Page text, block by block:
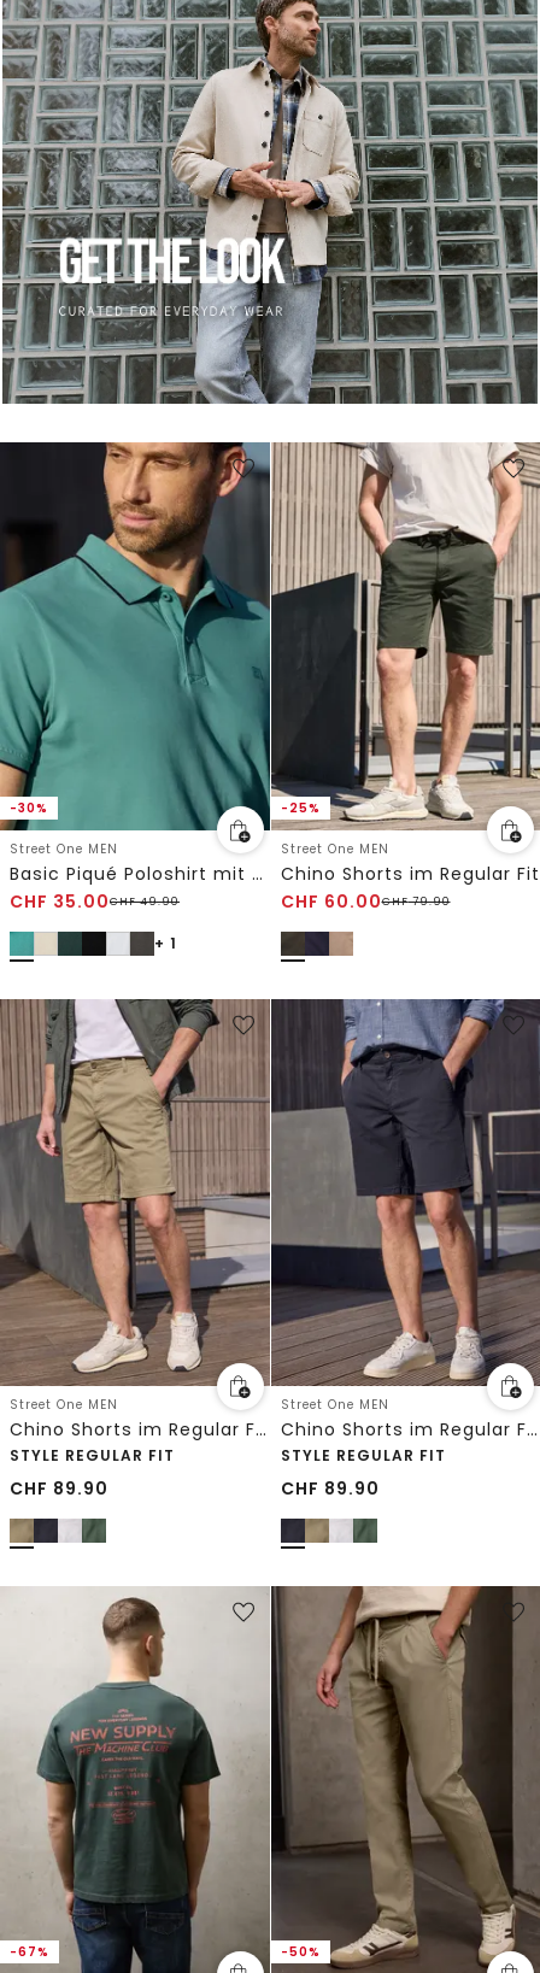
-30%
Street One MEN
Basic Piqué Poloshirt mit Kontrastdetail
CHF 35.00CHF49.90
+ 1
-25%
Street One MEN
Chino Shorts im Regular Fit
CHF 60.00CHF79.90
Street One MEN
Chino Shorts im Regular Fit mit Flexbund
STYLE REGULAR FIT
CHF 89.90
Street One MEN
Chino Shorts im Regular Fit mit Flexbund
STYLE REGULAR FIT
CHF 89.90
-67% -50%